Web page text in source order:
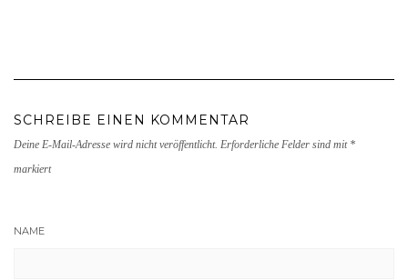
SCHREIBE EINEN KOMMENTAR
Deine E-Mail-Adresse wird nicht veröffentlicht. Erforderliche Felder sind mit *
markiert
NAME